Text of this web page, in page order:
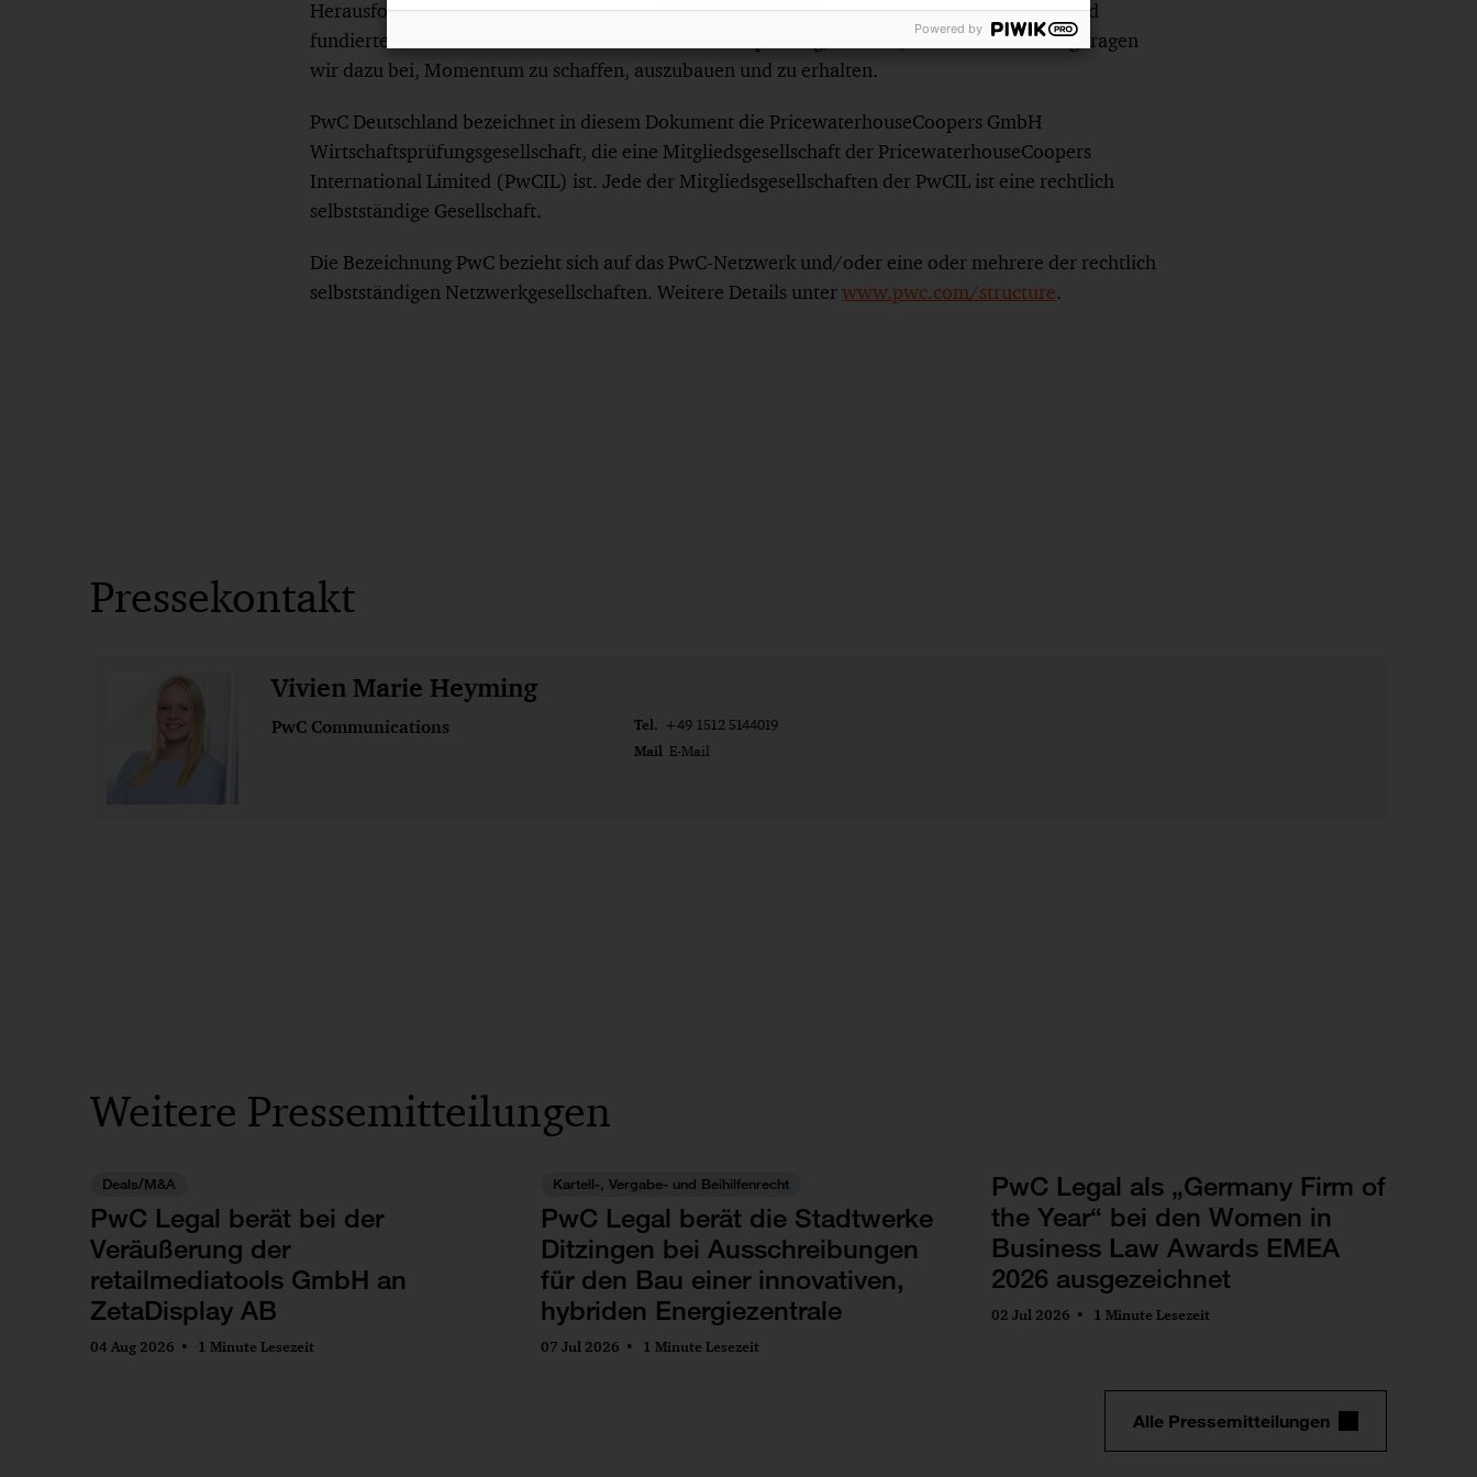
Herausforderungen in Chancen und Wettbewerbsvorteile. Mit modernsten Technologien und
fundiertem Fachwissen in den Bereichen Wirtschaftsprüfung, Steuern, Recht und Beratung tragen
wir dazu bei, Momentum zu schaffen, auszubauen und zu erhalten.
PwC Deutschland bezeichnet in diesem Dokument die PricewaterhouseCoopers GmbH
Wirtschaftsprüfungsgesellschaft, die eine Mitgliedsgesellschaft der PricewaterhouseCoopers
International Limited (PwCIL) ist. Jede der Mitgliedsgesellschaften der PwCIL ist eine rechtlich
selbstständige Gesellschaft.
Die Bezeichnung PwC bezieht sich auf das PwC-Netzwerk und/oder eine oder mehrere der rechtlich
selbstständigen Netzwerkgesellschaften. Weitere Details unterwww.pwc.com/structure.
Pressekontakt
Vivien Marie Heyming
PwC Communications Tel. +49 1512 5144019
Mail E-Mail
Weitere Pressemitteilungen
Deals/M&A
PwC Legal berät bei der
Veräußerung der
retailmediatools GmbH an
ZetaDisplay AB
04 Aug 2026 1 Minute Lesezeit
Kartell-, Vergabe- und Beihilfenrecht
PwC Legal berät die Stadtwerke
Ditzingen bei Ausschreibungen
für den Bau einer innovativen,
hybriden Energiezentrale
07 Jul 2026 1 Minute Lesezeit
PwC Legal als „Germany Firm of
the Year“ bei den Women in
Business Law Awards EMEA
2026 ausgezeichnet
02 Jul 2026 1 Minute Lesezeit
Alle Pressemitteilungen
Powered by